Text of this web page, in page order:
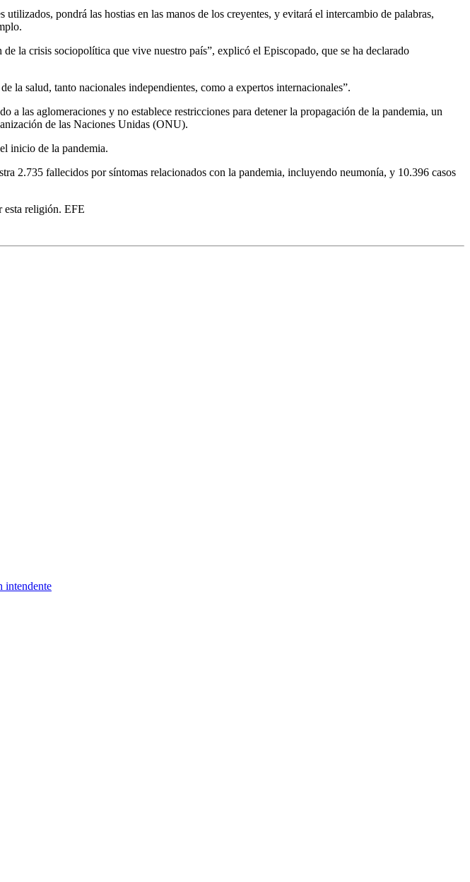
pondrá las hostias en las manos de los creyentes, y evitará el intercambio de palabras,
la crisis sociopolítica que vive nuestro país”, explicó el Episcopado, que se ha declarado
la salud, tanto nacionales independientes, como a expertos internacionales”.
las aglomeraciones y no establece restricciones para detener la propagación de la pandemia, un
de las Naciones Unidas (ONU).
inicio de la pandemia.
2.735 fallecidos por síntomas relacionados con la pandemia, incluyendo neumonía, y 10.396 casos
esta religión. EFE
intendente